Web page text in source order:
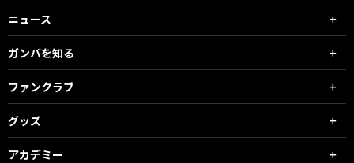
ニュース
ガンバを知る
ファンクラブ
グッズ
アカデミー